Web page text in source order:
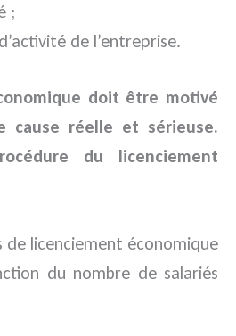
;
de l’entreprise.
doit être motivé
cause réelle et sérieuse.
du licenciement
de licenciement économique
du nombre de salariés